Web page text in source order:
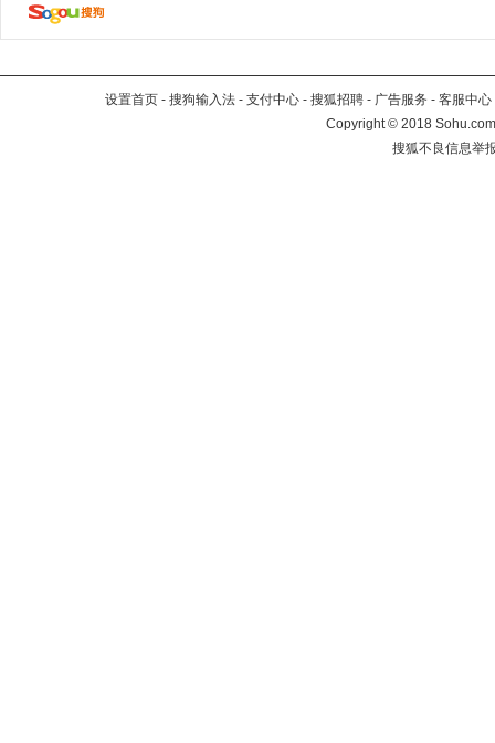
设置首页 - 搜狗输入法 - 支付中心 - 搜狐招聘 - 广告服务 - 客服中心
Copyright©2018
搜狐不良信息举